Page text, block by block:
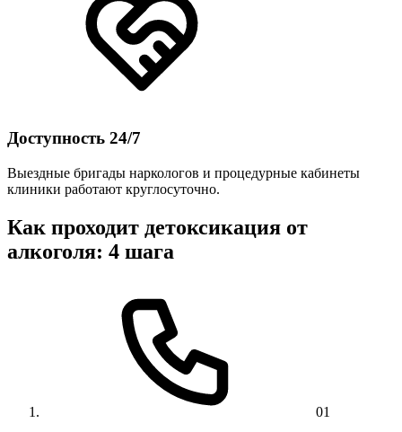
Доступность 24/7
Выездные бригады наркологов и процедурные кабинеты
клиники работают круглосуточно.
Как проходит детоксикация от
алкоголя: 4 шага
01